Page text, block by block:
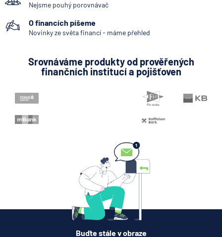
Nejsme pouhý porovnávač
O financích píšeme
Novinky ze světa financí - máme přehled
Srovnáváme produkty od prověřených
finančních institucí a pojišťoven
Buďte stále v obraze